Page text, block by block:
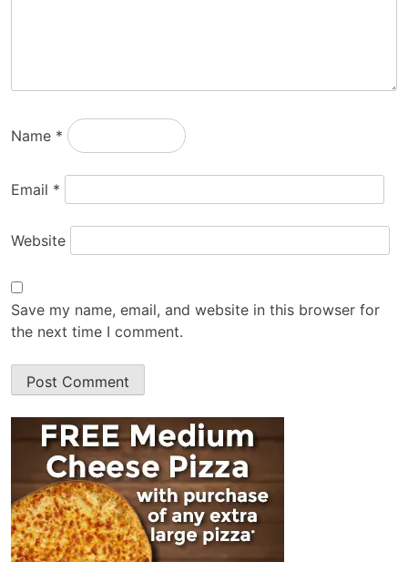
Name *
Email *
Website
Save my name, email, and website in this browser for
the next time I comment.